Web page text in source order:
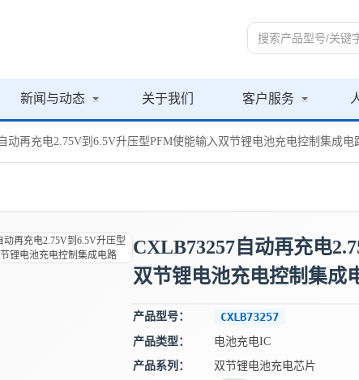
新闻与动态 关于我们 客户服务
动再充电2.75V到6.5V升压型PFM使能输入双节锂电池充电控制集成电
CXLB73257自动再充电
双节锂电池充电控制集成
产品型号： CXLB73257
产品类型：
电池充电IC
产品系列：
双节锂电池充电芯片